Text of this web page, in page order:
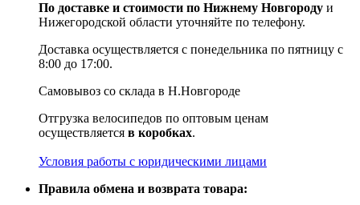
По доставке и стоимости по Нижнему Новгороду и
Нижегородской области уточняйте по телефону.
Доставка осуществляется с понедельника по пятницу с
8:00 до 17:00.
Самовывоз со склада в Н.Новгороде
Отгрузка велосипедов по оптовым ценам
осуществляется в коробках.
Условия работы с юридическими лицами
Правила обмена и возврата товара: